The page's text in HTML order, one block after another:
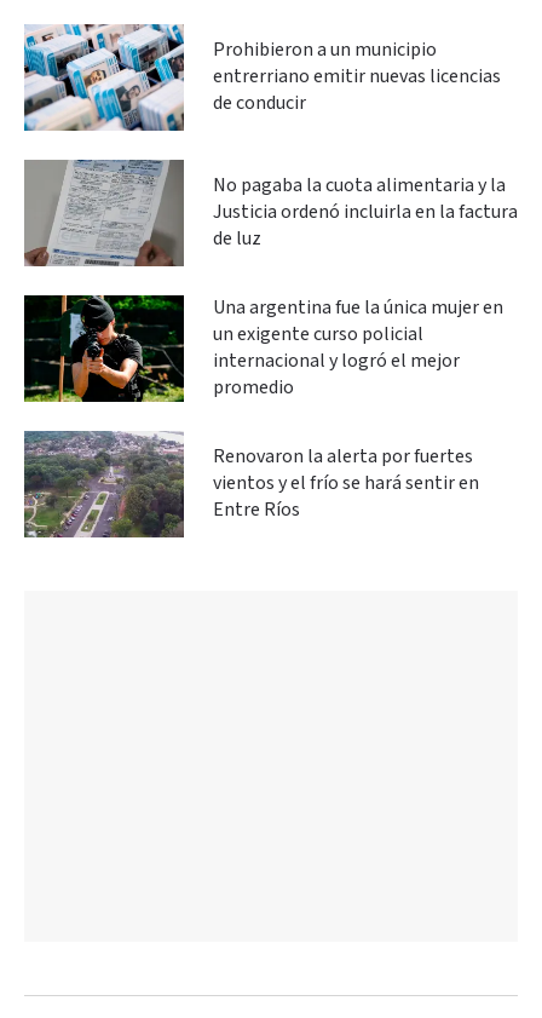
Prohibieron a un municipio
entrerriano emitir nuevas licencias
de conducir
No pagaba la cuota alimentaria y la
Justicia ordenó incluirla en la factura
de luz
Una argentina fue la única mujer en
un exigente curso policial
internacional y logró el mejor
promedio
Renovaron la alerta por fuertes
vientos y el frío se hará sentir en
Entre Ríos